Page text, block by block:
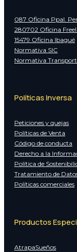
087 Oficina Ppal.
280702 Oficina
15479 Oficina Ibagué
Normativa SIC
Normativa
Políticas Inversa
Peticiones y quejas
Políticas de Venta
Código de conducta
Derecho a la
Política de
Tratamiento de
Políticas comerciales
Productos
AtrapaSueños